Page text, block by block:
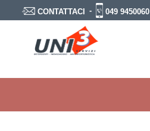
CONTATTACI - 049 9450060